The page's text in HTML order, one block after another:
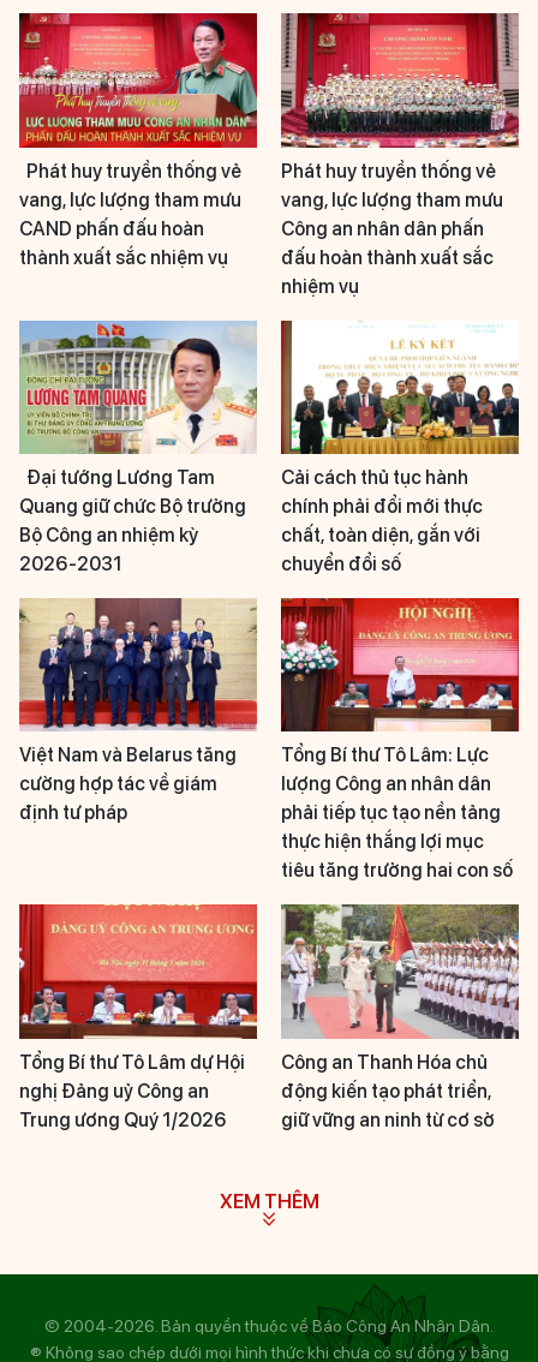
Phát huy truyền thống vẻ
vang, lực lượng tham mưu
CAND phấn đấu hoàn
thành xuất sắc nhiệm vụ
Phát huy truyền thống vẻ
vang, lực lượng tham mưu
Công an nhân dân phấn
đấu hoàn thành xuất sắc
nhiệm vụ
Đại tướng Lương Tam
Quang giữ chức Bộ trưởng
Bộ Công an nhiệm kỳ
2026-2031
Cải cách thủ tục hành
chính phải đổi mới thực
chất, toàn diện, gắn với
chuyển đổi số
Việt Nam và Belarus tăng
cường hợp tác về giám
định tư pháp
Tổng Bí thư Tô Lâm: Lực
lượng Công an nhân dân
phải tiếp tục tạo nền tảng
thực hiện thắng lợi mục
tiêu tăng trưởng hai con số
Tổng Bí thư Tô Lâm dự Hội
nghị Đảng uỷ Công an
Trung ương Quý 1/2026
Công an Thanh Hóa chủ
động kiến tạo phát triển,
giữ vững an ninh từ cơ sở
XEM THÊM
© 2004-2026. Bản quyền thuộc về Báo Công An Nhân Dân.
® Không sao chép dưới mọi hình thức khi chưa có sự đồng ý bằng